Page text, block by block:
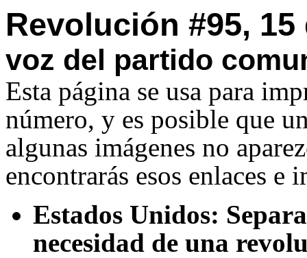
Revolución #95,
voz del partido
Esta página se usa para
número, y es posible que
algunas imágenes no
encontrarás esos enlaces e
Estados Unidos:
necesidad de una